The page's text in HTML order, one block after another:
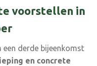
voorstellen in
een derde bijeenkomst
en concrete